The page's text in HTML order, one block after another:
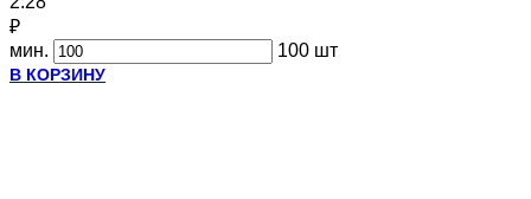
₽
мин.
100 шт
В КОРЗИНУ